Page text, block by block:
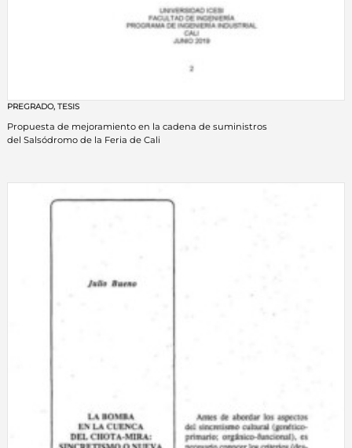
PREGRADO, TESIS
Propuesta de mejoramiento en la cadena de suministros
del Salsódromo de la Feria de Cali